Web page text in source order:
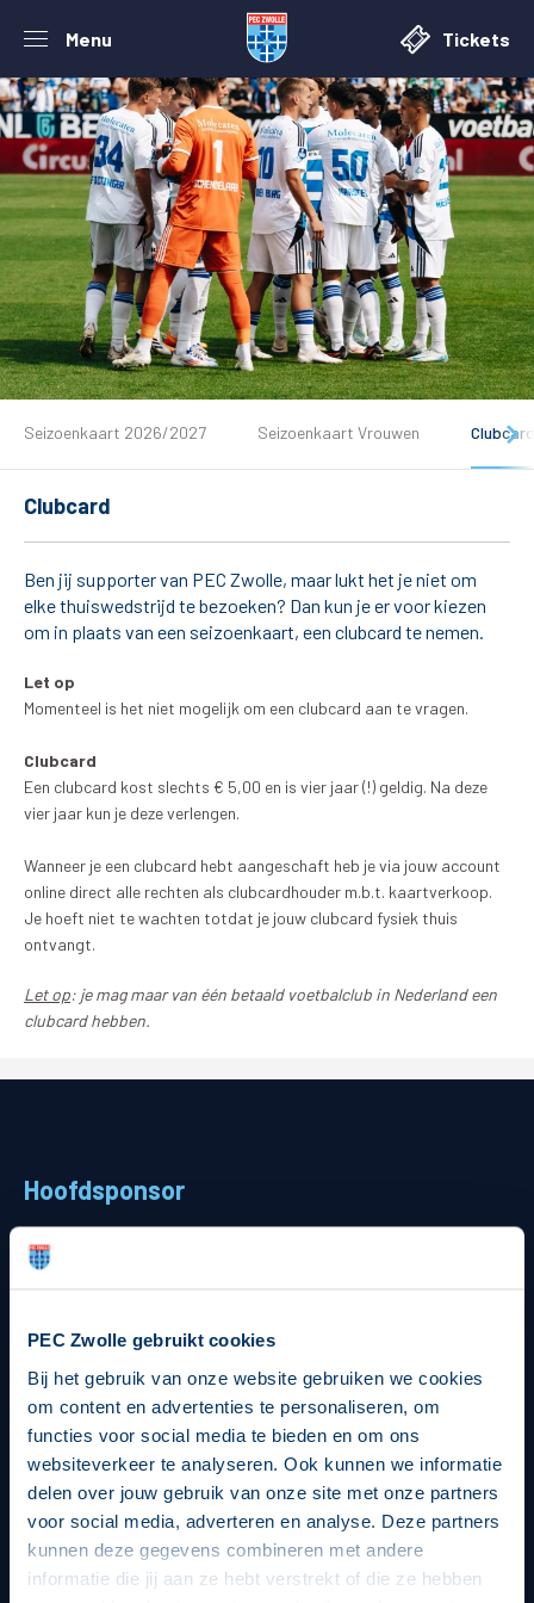
PEC Zwolle gebruikt cookies
Bij het gebruik van onze website gebruiken we cookies
om content en advertenties te personaliseren, om
functies voor social media te bieden en om ons
websiteverkeer te analyseren. Ook kunnen we informatie
delen over jouw gebruik van onze site met onze partners
voor social media, adverteren en analyse. Deze partners
kunnen deze gegevens combineren met andere
informatie die jij aan ze hebt verstrekt of die ze hebben
Menu Tickets
Matchdays
Teams
Supporters
Business
MVO & Regio
Fanshop
Seizoenkaart 2026/2027 Seizoenkaart Vrouwen Clubcard
Clubcard
Ben jij supporter van PEC Zwolle, maar lukt het je niet om
elke thuiswedstrijd te bezoeken? Dan kun je er voor kiezen
om in plaats van een seizoenkaart, een clubcard te nemen.
Let op
Momenteel is het niet mogelijk om een clubcard aan te vragen.
Clubcard
Een clubcard kost slechts € 5,00 en is vier jaar (!) geldig. Na deze
vier jaar kun je deze verlengen.
Wanneer je een clubcard hebt aangeschaft heb je via jouw account
online direct alle rechten als clubcardhouder m.b.t. kaartverkoop.
Je hoeft niet te wachten totdat je jouw clubcard fysiek thuis
ontvangt.
Let op: je mag maar van één betaald voetbalclub in Nederland een
clubcard hebben.
Hoofdsponsor
Strategisch partners